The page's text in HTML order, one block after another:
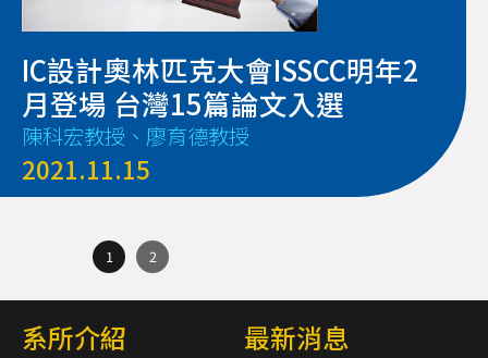
IC設計奧林匹克大會ISSCC明年2
月登場 台灣15篇論文入選
陳科宏教授、廖育德教授
2021.11.15
1 2
系所介紹 最新消息